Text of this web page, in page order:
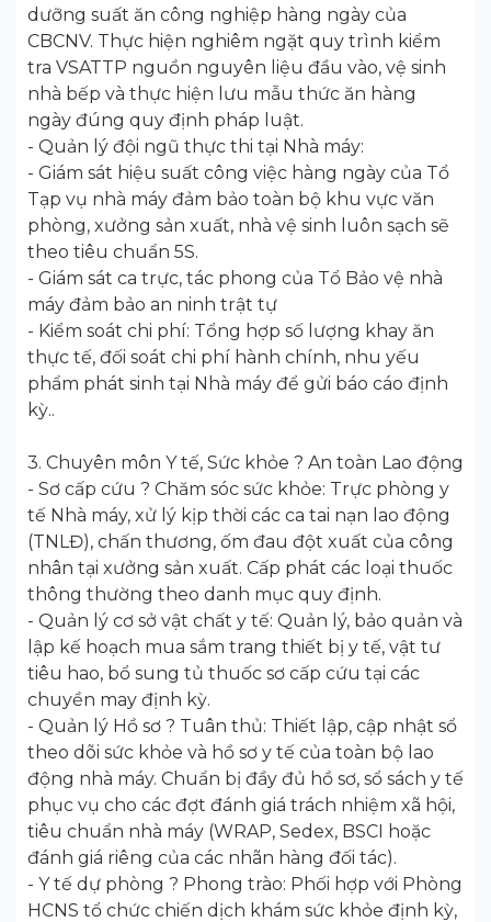
dưỡng suất ăn công nghiệp hàng ngày của
CBCNV. Thực hiện nghiêm ngặt quy trình kiểm
tra VSATTP nguồn nguyên liệu đầu vào, vệ sinh
nhà bếp và thực hiện lưu mẫu thức ăn hàng
ngày đúng quy định pháp luật.
- Quản lý đội ngũ thực thi tại Nhà máy:
- Giám sát hiệu suất công việc hàng ngày của Tổ
Tạp vụ nhà máy đảm bảo toàn bộ khu vực văn
phòng, xưởng sản xuất, nhà vệ sinh luôn sạch sẽ
theo tiêu chuẩn 5S.
- Giám sát ca trực, tác phong của Tổ Bảo vệ nhà
máy đảm bảo an ninh trật tự
- Kiểm soát chi phí: Tổng hợp số lượng khay ăn
thực tế, đối soát chi phí hành chính, nhu yếu
phẩm phát sinh tại Nhà máy để gửi báo cáo định
kỳ..
3. Chuyên môn Y tế, Sức khỏe ? An toàn Lao động
- Sơ cấp cứu ? Chăm sóc sức khỏe: Trực phòng y
tế Nhà máy, xử lý kịp thời các ca tai nạn lao động
(TNLĐ), chấn thương, ốm đau đột xuất của công
nhân tại xưởng sản xuất. Cấp phát các loại thuốc
thông thường theo danh mục quy định.
- Quản lý cơ sở vật chất y tế: Quản lý, bảo quản và
lập kế hoạch mua sắm trang thiết bị y tế, vật tư
tiêu hao, bổ sung tủ thuốc sơ cấp cứu tại các
chuyền may định kỳ.
- Quản lý Hồ sơ ? Tuân thủ: Thiết lập, cập nhật sổ
theo dõi sức khỏe và hồ sơ y tế của toàn bộ lao
động nhà máy. Chuẩn bị đầy đủ hồ sơ, sổ sách y tế
phục vụ cho các đợt đánh giá trách nhiệm xã hội,
tiêu chuẩn nhà máy (WRAP, Sedex, BSCI hoặc
đánh giá riêng của các nhãn hàng đối tác).
- Y tế dự phòng ? Phong trào: Phối hợp với Phòng
HCNS tổ chức chiến dịch khám sức khỏe định kỳ,